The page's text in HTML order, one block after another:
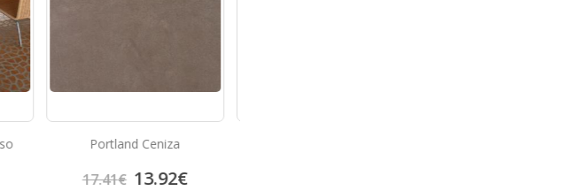
Look Crema
18.38 € 14.70€